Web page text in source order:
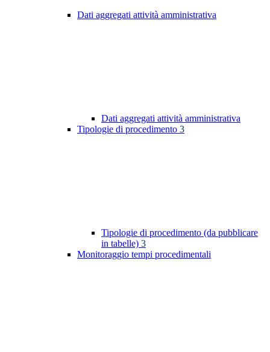
Dati aggregati attività amministrativa
Dati aggregati attività amministrativa
Tipologie di procedimento 3
Tipologie di procedimento (da pubblicare
in tabelle) 3
Monitoraggio tempi procedimentali